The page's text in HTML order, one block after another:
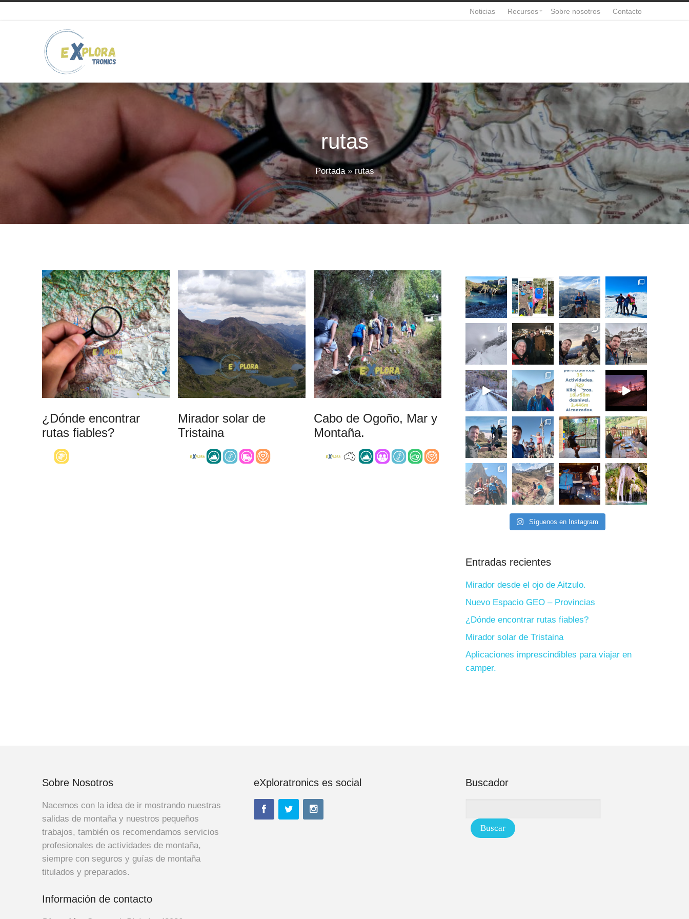
Noticias Recursos Sobre nosotros Contacto
rutas
Portada» rutas
¿Dónde encontrar
rutas fiables?
Mirador solar de
Tristaina
Cabo de Ogoño, Mar y
Montaña.
Síguenos en Instagram
Entradas recientes
Mirador desde el ojo de Aitzulo.
Nuevo Espacio GEO – Provincias
¿Dónde encontrar rutas fiables?
Mirador solar de Tristaina
Aplicaciones imprescindibles para viajar en
camper.
Sobre Nosotros
Nacemos con la idea de ir mostrando nuestras
salidas de montaña y nuestros pequeños
trabajos, también os recomendamos servicios
profesionales de actividades de montaña,
siempre con seguros y guías de montaña
titulados y preparados.
Información de contacto
eXploratronics es social Buscador